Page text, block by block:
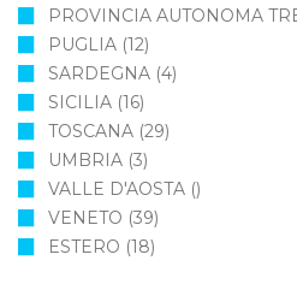
PROVINCIA AUTONOMA
PUGLIA (12)
SARDEGNA (4)
SICILIA (16)
TOSCANA (29)
UMBRIA (3)
VALLE D'AOSTA ()
VENETO (39)
ESTERO (18)